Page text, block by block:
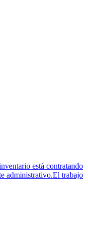
está contratando
administrativo.El trabajo